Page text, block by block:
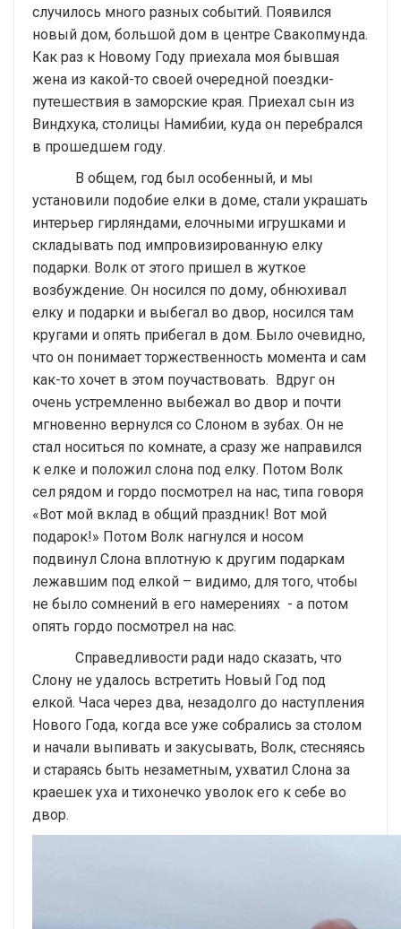
случилось много разных событий. Появился
новый дом, большой дом в центре Свакопмунда.
Как раз к Новому Году приехала моя бывшая
жена из какой-то своей очередной поездки-
путешествия в заморские края. Приехал сын из
Виндхука, столицы Намибии, куда он перебрался
в прошедшем году.
В общем, год был особенный, и мы
установили подобие елки в доме, стали украшать
интерьер гирляндами, елочными игрушками и
складывать под импровизированную елку
подарки. Волк от этого пришел в жуткое
возбуждение. Он носился по дому, обнюхивал
елку и подарки и выбегал во двор, носился там
кругами и опять прибегал в дом. Было очевидно,
что он понимает торжественность момента и сам
как-то хочет в этом поучаствовать. Вдруг он
очень устремленно выбежал во двор и почти
мгновенно вернулся со Слоном в зубах. Он не
стал носиться по комнате, а сразу же направился
к елке и положил слона под елку. Потом Волк
сел рядом и гордо посмотрел на нас, типа говоря
«Вот мой вклад в общий праздник! Вот мой
подарок!» Потом Волк нагнулся и носом
подвинул Слона вплотную к другим подаркам
лежавшим под елкой – видимо, для того, чтобы
не было сомнений в его намерениях - а потом
опять гордо посмотрел на нас.
Справедливости ради надо сказать, что
Слону не удалось встретить Новый Год под
елкой. Часа через два, незадолго до наступления
Нового Года, когда все уже собрались за столом
и начали выпивать и закусывать, Волк, стесняясь
и стараясь быть незаметным, ухватил Слона за
краешек уха и тихонечко уволок его к себе во
двор.